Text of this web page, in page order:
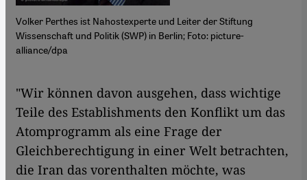
Volker Perthes ist Nahostexperte und Leiter der Stiftung
Wissenschaft und Politik (SWP) in Berlin; Foto: picture-
alliance/dpa
"Wir können davon ausgehen, dass wichtige
Teile des Establishments den Konflikt um das
Atomprogramm als eine Frage der
Gleichberechtigung in einer Welt betrachten,
die Iran das vorenthalten möchte, was